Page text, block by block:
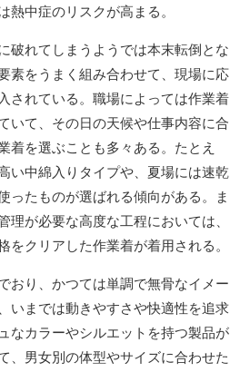
熱中症のリスクが高まる。
破れてしまうようでは本末転倒とな
素をうまく組み合わせて、現場に応
されている。職場によっては作業着
いて、その日の天候や仕事内容に合
着を選ぶことも多々ある。たとえ
い中綿入りタイプや、夏場には速乾
ったものが選ばれる傾向がある。ま
理が必要な高度な工程においては、
をクリアした作業着が着用される。
おり、かつては単調で無骨なイメー
いまでは動きやすさや快適性を追求
なカラーやシルエットを持つ製品が
、男女別の体型やサイズに合わせた